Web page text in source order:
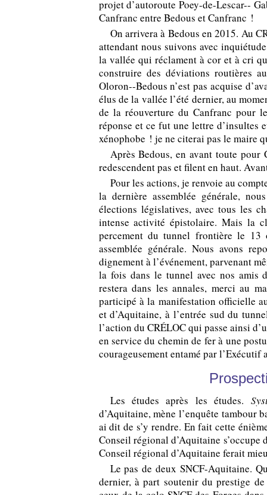
projet d’autoroutePoey-de-Lescar--
Canfranc entre Bedous et Canfranc !
On arrivera à Bedous en 2015. Au
attendant nous suivons avec
la vallée qui réclament à cor et à cri
construire des déviations routières
Oloron--Bedous n’est pas acquise
élus de la vallée l’été dernier, au
de la réouverture du Canfranc pour
réponse et ce fut une lettre d’insultes
xénophobe ! je ne citerai pas le maire
Après Bedous, en avant toute
redescendent pas et filent en haut.
Pour les actions, je renvoie au
la dernière assemblée générale,
élections législatives, avec tous les
intense activité épistolaire. Mais la
percement du tunnel frontière le
assemblée générale. Nous avons
dignement à l’événement, parvenant
la fois dans le tunnel avec nos amis
restera dans les annales, merci au
participé à la manifestation officielle
et d’Aquitaine, à l’entrée sud du
l’action du CRÉLOC qui passe ainsi
en service du chemin de fer à une
courageusement entamé par
Les études après les études.
d’Aquitaine, mène l’enquête tambour
ai dit de s’y rendre. En fait cette
Conseil régional d’Aquitaine
Conseil régional d’Aquitaine ferait
Le pas de deux SNCF-Aquitaine.
dernier, à part soutenir du prestige